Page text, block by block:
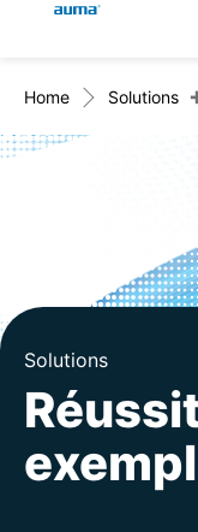
Produits
SAV support
Entreprise
Contact
Global
Asie et
Amérique
Home Solutions
Solutions